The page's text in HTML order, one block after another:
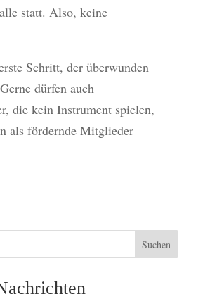
statt. Also, keine
Schritt, der überwunden
dürfen auch
die kein Instrument spielen,
als fördernde Mitglieder
Suchen